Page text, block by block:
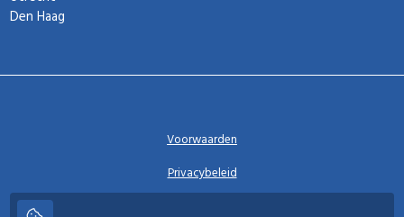
Den Haag
Voorwaarden
Privacybeleid